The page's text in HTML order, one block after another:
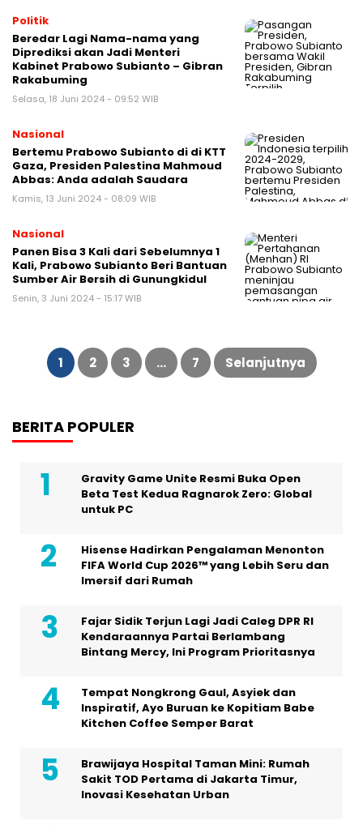
Politik
Beredar Lagi Nama-nama yang
Diprediksi akan Jadi Menteri
Kabinet Prabowo Subianto – Gibran
Rakabuming
Selasa, 18 Juni 2024 - 09:52 WIB
Nasional
Bertemu Prabowo Subianto di di KTT
Gaza, Presiden Palestina Mahmoud
Abbas: Anda adalah Saudara
Kamis, 13 Juni 2024 - 08:09 WIB
Nasional
Panen Bisa 3 Kali dari Sebelumnya 1
Kali, Prabowo Subianto Beri Bantuan
Sumber Air Bersih di Gunungkidul
Senin, 3 Juni 2024 - 15:17 WIB
Paginasi
pos
1 2 3 … 7 Selanjutnya
BERITA POPULER
Gravity Game Unite Resmi Buka Open
Beta Test Kedua Ragnarok Zero: Global
untuk PC
Hisense Hadirkan Pengalaman Menonton
FIFA World Cup 2026™ yang Lebih Seru dan
Imersif dari Rumah
Fajar Sidik Terjun Lagi Jadi Caleg DPR RI
Kendaraannya Partai Berlambang
Bintang Mercy, Ini Program Prioritasnya
Tempat Nongkrong Gaul, Asyiek dan
Inspiratif, Ayo Buruan ke Kopitiam Babe
Kitchen Coffee Semper Barat
Brawijaya Hospital Taman Mini: Rumah
Sakit TOD Pertama di Jakarta Timur,
Inovasi Kesehatan Urban